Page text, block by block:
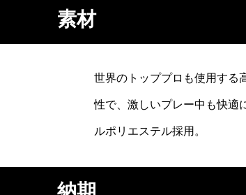
素材
世界のトッププロも使用する
性で、激しいプレー中も快適
ルポリエステル採用 。